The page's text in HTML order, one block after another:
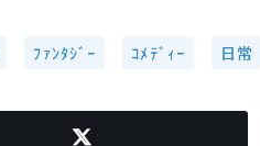
ﾌｧﾝﾀｼﾞｰ ｺﾒﾃﾞｨｰ 日常